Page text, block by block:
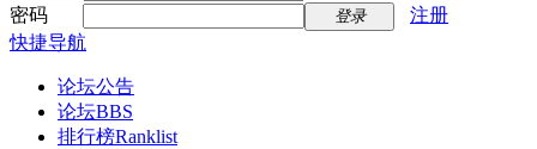
密码
登录
注册
快捷导航
论坛公告
论坛BBS
排行榜Ranklist